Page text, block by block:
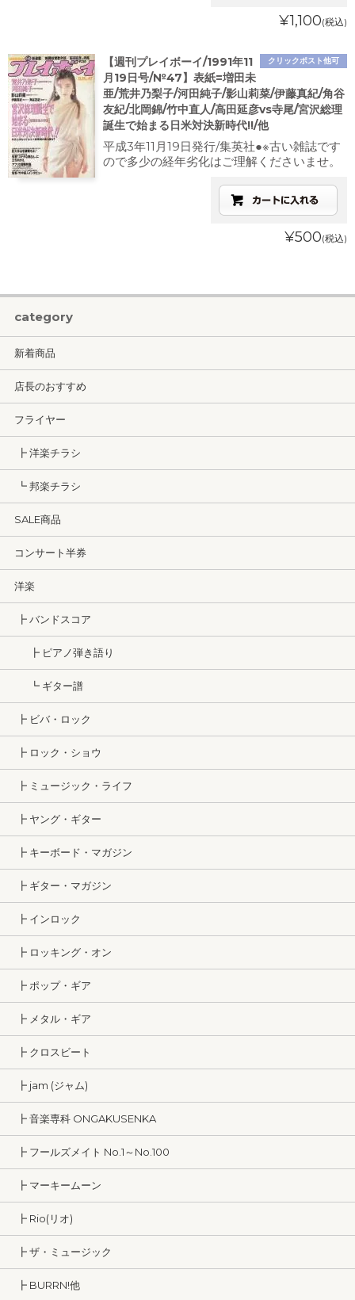
¥1,100(税込)
クリックポスト他可
【週刊プレイボーイ/1991年11
月19日号/№47】表紙=増田未
亜/荒井乃梨子/河田純子/影山莉菜/伊藤真紀/角谷
友紀/北岡錦/竹中直人/高田延彦vs寺尾/宮沢総理
誕生で始まる日米対決新時代!!/他
平成3年11月19日発行/集英社●※古い雑誌です
ので多少の経年劣化はご理解くださいませ。
¥500(税込)
category
新着商品
店長のおすすめ
フライヤー
┣ 洋楽チラシ
┗ 邦楽チラシ
SALE商品
コンサート半券
洋楽
┣ バンドスコア
┣ ピアノ弾き語り
┗ ギター譜
┣ ビバ・ロック
┣ ロック・ショウ
┣ ミュージック・ライフ
┣ ヤング・ギター
┣ キーボード・マガジン
┣ ギター・マガジン
┣ インロック
┣ ロッキング・オン
┣ ポップ・ギア
┣ メタル・ギア
┣ クロスビート
┣ jam (ジャム)
┣ 音楽専科 ONGAKUSENKA
┣ フールズメイト No.1～No.100
┣ マーキームーン
┣ Rio(リオ)
┣ ザ・ミュージック
┣ BURRN!他